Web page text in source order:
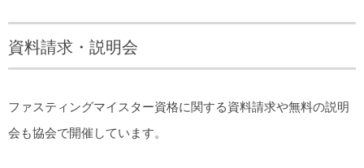
資料請求・説明会
ファスティングマイスター資格に関する資料請求や無料の説明
会も協会で開催しています。